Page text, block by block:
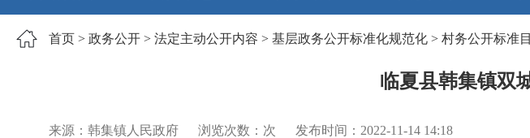
首页 > 政务公开 > 法定主动公开内容 > 基层政务公开标准化规范化 > 村务公开标准
临夏县韩集镇双
来源：韩集镇人民政府 浏览次数： 次 发布时间： 2022-11-14 14:18